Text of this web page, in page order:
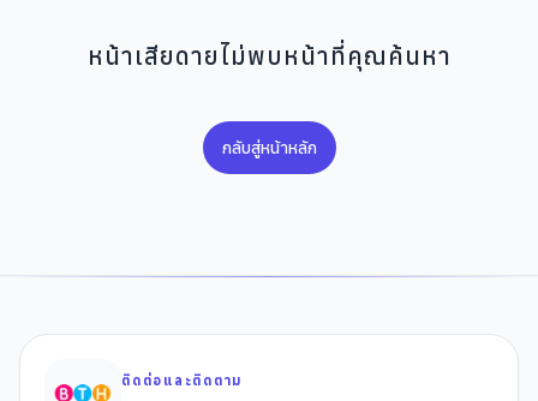
หน้าเสียดายไม่พบหน้าที่คุณค้นหา
กลับสู่หน้าหลัก
ติดต่อและติดตาม